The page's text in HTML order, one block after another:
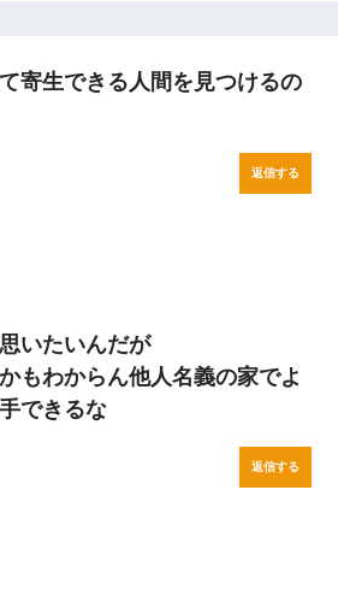
寄生できる人間を見つけるの
返信する
いたいんだが
もわからん他人名義の家でよ
できるな
返信する